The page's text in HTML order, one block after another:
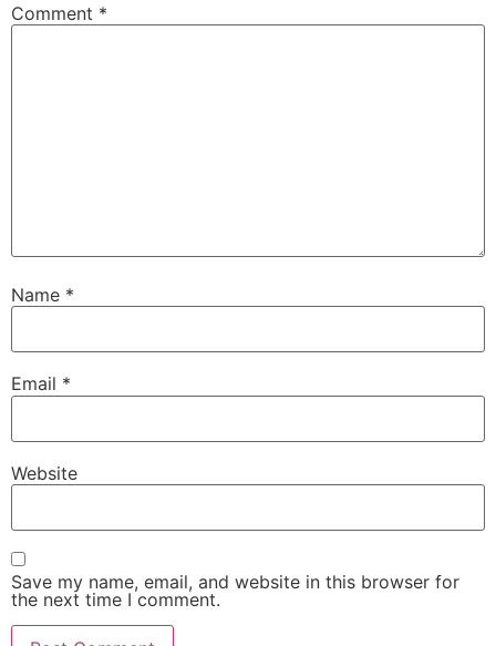
Comment *
Name *
Email *
Website
Save my name, email, and website in this browser for
the next time I comment.